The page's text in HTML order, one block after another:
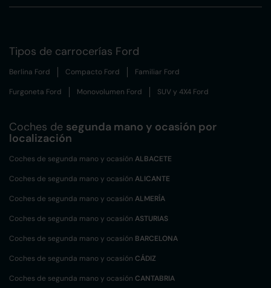
Tipos de carrocerías Ford
Berlina Ford Compacto Ford Familiar Ford
Furgoneta Ford Monovolumen Ford SUV y 4X4 Ford
Coches de segunda mano y ocasión por
localización
Coches de segunda mano y ocasión ALBACETE
Coches de segunda mano y ocasión ALICANTE
Coches de segunda mano y ocasión ALMERÍA
Coches de segunda mano y ocasión ASTURIAS
Coches de segunda mano y ocasión BARCELONA
Coches de segunda mano y ocasión CÁDIZ
Coches de segunda mano y ocasión CANTABRIA